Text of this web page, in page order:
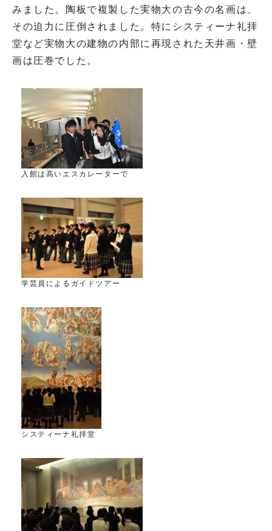
みました。陶板で複製した実物大の古今の名画は、
その迫力に圧倒されました。特にシスティーナ礼拝
堂など実物大の建物の内部に再現された天井画・壁
画は圧巻でした。
入館は高いエスカレーターで
学芸員によるガイドツアー
システィーナ礼拝堂